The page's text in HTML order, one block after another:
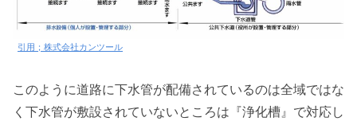
引用；株式会社カンツール
このように道路に下水管が配備されているのは全域ではな
く下水管が敷設されていないところは『浄化槽』で対応し